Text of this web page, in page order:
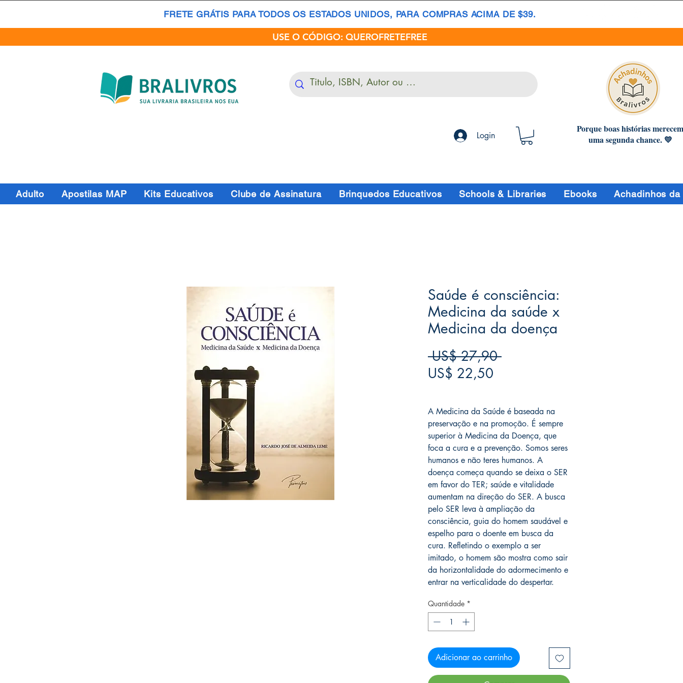
FRETE GRÁTIS PARA TODOS OS ESTADOS UNIDOS, PARA COMPRAS ACIMA DE $39.
USE O CÓDIGO: QUEROFRETEFREE
Login
Porque boas histórias merecem
uma segunda chance. 💛
Adulto Apostilas MAP Kits Educativos Clube de Assinatura Brinquedos Educativos Schools & Libraries Ebooks Achadinhos
Saúde é consciência:
Medicina da saúde x
Medicina da doença
US$ 27,90 Preço
US$ 22,50
A Medicina da Saúde é baseada na
preservação e na promoção. É sempre
superior à Medicina da Doença, que
foca a cura e a prevenção. Somos seres
humanos e não teres humanos. A
doença começa quando se deixa o SER
em favor do TER; saúde e vitalidade
aumentam na direção do SER. A busca
pelo SER leva à ampliação da
consciência, guia do homem saudável e
espelho para o doente em busca da
cura. Refletindo o exemplo a ser
imitado, o homem são mostra como sair
da horizontalidade do adormecimento e
entrar na verticalidade do despertar.
Quantidade *
Adicionar ao carrinho